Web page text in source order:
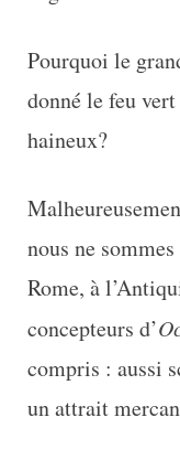
Pourquoi le
donné le feu
haineux?
nous ne
Rome, à
concepteurs d’
compris : aussi
un attrait